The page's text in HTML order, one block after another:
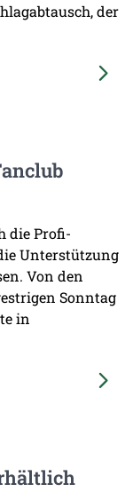
der
die Profi-
Unterstützung
Von den
Sonntag
in